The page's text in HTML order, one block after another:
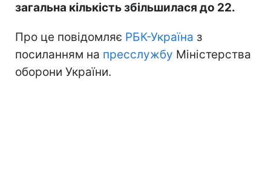
загальна кількість збільшилася до 22.
Про це повідомляє РБК-Україна з
посиланням на пресслужбу Міністерства
оборони України.